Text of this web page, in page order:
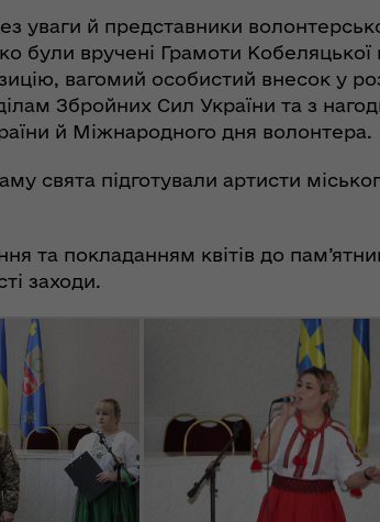
уваги й представники
були вручені Грамоти Кобеляцької
вагомий особистий внесок у
Збройних Сил України та з
й Міжнародного дня волонтера.
свята підготували артисти
та покладанням квітів до
заходи.